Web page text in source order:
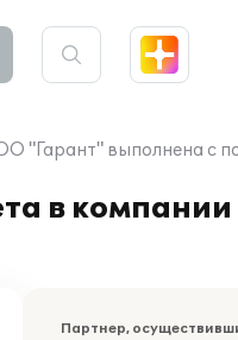
"Гарант" выполнена с
в
Партнер,